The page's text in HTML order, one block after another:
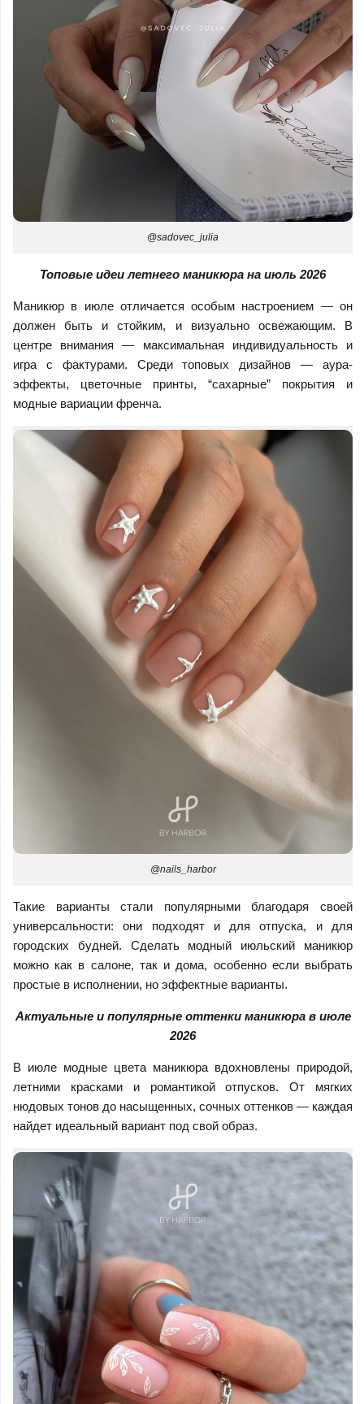
@sadovec_julia
Топовые идеи летнего маникюра на июль 2026
Маникюр в июле отличается особым настроением — он
должен быть и стойким, и визуально освежающим. В
центре внимания — максимальная индивидуальность и
игра с фактурами. Среди топовых дизайнов — аура-
эффекты, цветочные принты, “сахарные” покрытия и
модные вариации френча.
@nails_harbor
Такие варианты стали популярными благодаря своей
универсальности: они подходят и для отпуска, и для
городских будней. Сделать модный июльский маникюр
можно как в салоне, так и дома, особенно если выбрать
простые в исполнении, но эффектные варианты.
Актуальные и популярные оттенки маникюра в июле
2026
В июле модные цвета маникюра вдохновлены природой,
летними красками и романтикой отпусков. От мягких
нюдовых тонов до насыщенных, сочных оттенков — каждая
найдет идеальный вариант под свой образ.